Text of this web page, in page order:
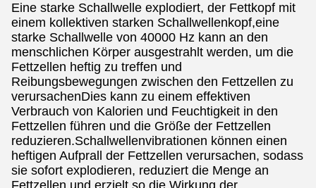
Eine starke Schallwelle explodiert, der Fettkopf mit
einem kollektiven starken Schallwellenkopf,eine
starke Schallwelle von 40000 Hz kann an den
menschlichen Körper ausgestrahlt werden, um die
Fettzellen heftig zu treffen und
Reibungsbewegungen zwischen den Fettzellen zu
verursachenDies kann zu einem effektiven
Verbrauch von Kalorien und Feuchtigkeit in den
Fettzellen führen und die Größe der Fettzellen
reduzieren.Schallwellenvibrationen können einen
heftigen Aufprall der Fettzellen verursachen, sodass
sie sofort explodieren, reduziert die Menge an
Fettzellen und erzielt so die Wirkung der